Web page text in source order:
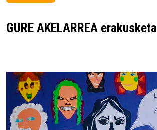
GURE AKELARREA erakusketa